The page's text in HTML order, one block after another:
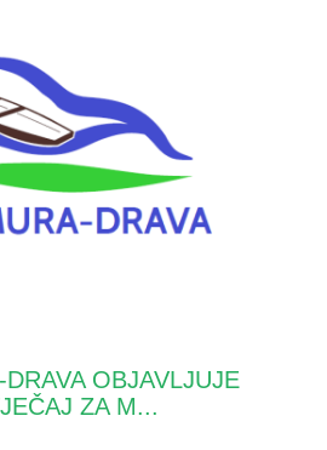
OBJAVLJUJE
ZA M...